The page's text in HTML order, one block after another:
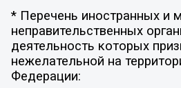
* Перечень иностранных и
неправительственных
деятельность которых
нежелательной на
Федерации: